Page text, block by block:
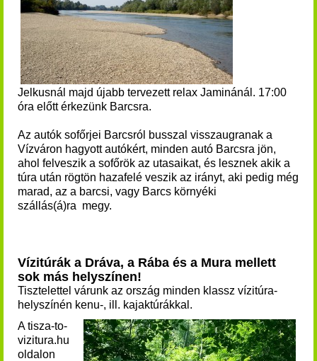
Jelkusnál majd újabb tervezett relax Jaminánál. 17:00
óra előtt érkezünk Barcsra.
Az autók sofőrjei Barcsról busszal visszaugranak a
Vízváron hagyott autókért, minden autó Barcsra jön,
ahol felveszik a sofőrök az utasaikat, és lesznek akik a
túra után rögtön hazafelé veszik az irányt, aki pedig még
marad, az a barcsi, vagy Barcs környéki
szállás(á)ra megy.
Vízitúrák a Dráva, a Rába és a Mura mellett
sok más helyszínen!
Tisztelettel várunk az ország minden klassz vízitúra-
helyszínén kenu-, ill. kajaktúrákkal.
A tisza-to-
vizitura.hu
oldalon